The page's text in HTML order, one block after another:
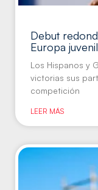
Debut
Europa
Los Hispanos y
victorias sus
competición
LEER MÁS